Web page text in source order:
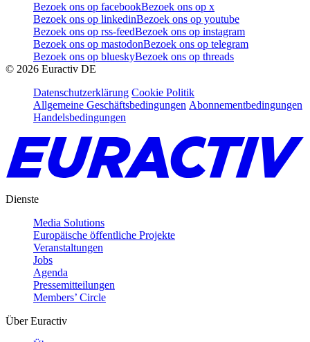
Bezoek ons op facebookBezoek ons op x
Bezoek ons op linkedinBezoek ons op youtube
Bezoek ons op rss-feedBezoek ons op instagram
Bezoek ons op mastodonBezoek ons op telegram
Bezoek ons op blueskyBezoek ons op threads
© 2026 Euractiv DE
Datenschutzerklärung Cookie Politik
Allgemeine Geschäftsbedingungen Abonnementbedingungen
Handelsbedingungen
Dienste
Media Solutions
Europäische öffentliche Projekte
Veranstaltungen
Jobs
Agenda
Pressemitteilungen
Members’ Circle
Über Euractiv